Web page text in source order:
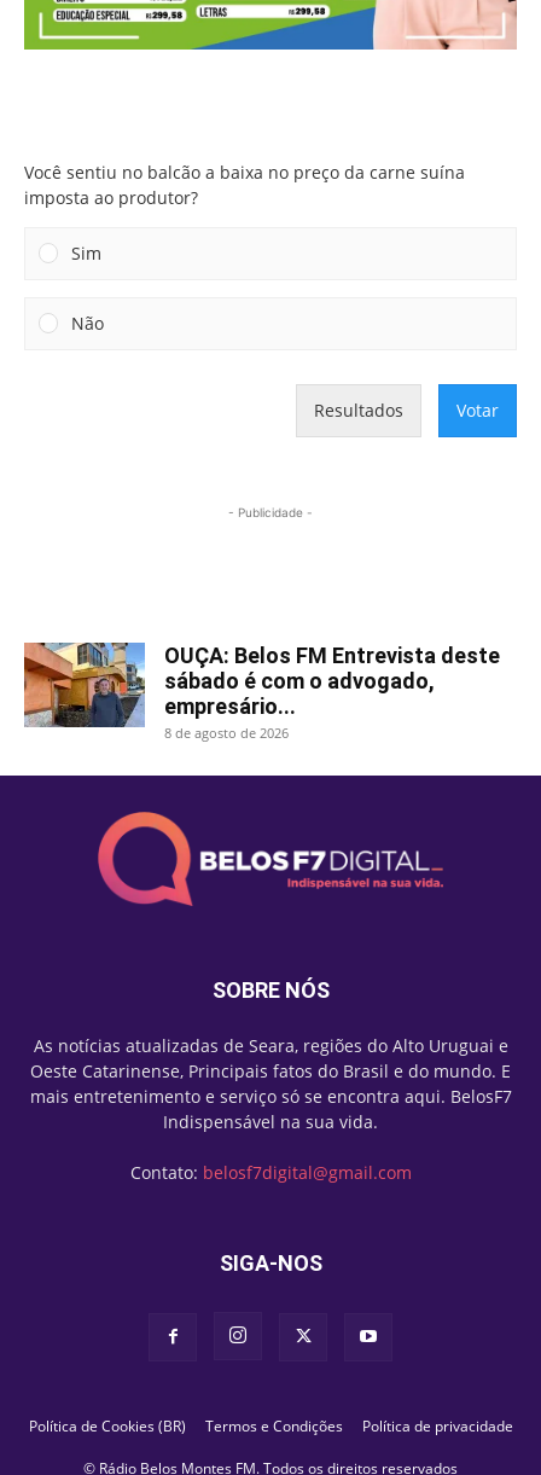
Você sentiu no balcão a baixa no preço da carne suína
imposta ao produtor?
Sim
Não
Resultados Votar
- Publicidade -
OUÇA: Belos FM Entrevista deste
sábado é com o advogado,
empresário...
8 de agosto de 2026
SOBRE NÓS
As notícias atualizadas de Seara, regiões do Alto Uruguai e
Oeste Catarinense, Principais fatos do Brasil e do mundo. E
mais entretenimento e serviço só se encontra aqui. BelosF7
Indispensável na sua vida.
Contato: belosf7digital@gmail.com
SIGA-NOS
Política de Cookies (BR) Termos e Condições Política de privacidade
© Rádio Belos Montes FM. Todos os direitos reservados